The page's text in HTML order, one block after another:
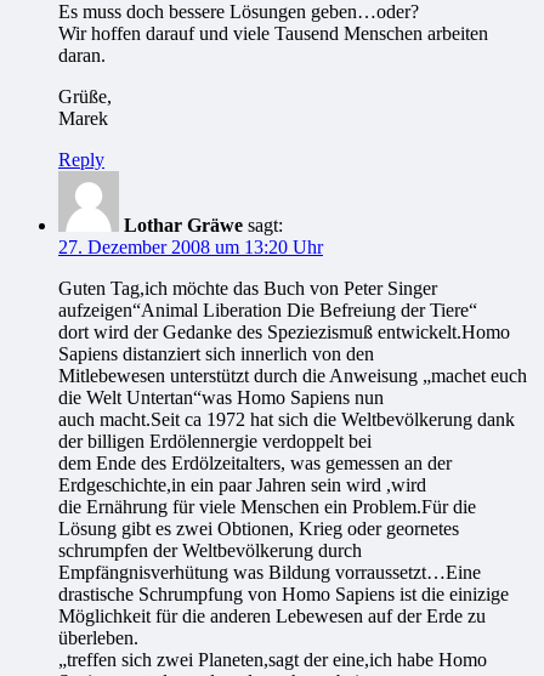
Es muss doch bessere Lösungen geben…oder?
Wir hoffen darauf und viele Tausend Menschen arbeiten
daran.
Grüße,
Marek
Reply
Lothar Gräwe sagt:
27. Dezember 2008 um 13:20 Uhr
Guten Tag,ich möchte das Buch von Peter Singer
aufzeigen“Animal Liberation Die Befreiung der Tiere“
dort wird der Gedanke des Speziezismuß entwickelt.Homo
Sapiens distanziert sich innerlich von den
Mitlebewesen unterstützt durch die Anweisung „machet euch
die Welt Untertan“was Homo Sapiens nun
auch macht.Seit ca 1972 hat sich die Weltbevölkerung dank
der billigen Erdölennergie verdoppelt bei
dem Ende des Erdölzeitalters, was gemessen an der
Erdgeschichte,in ein paar Jahren sein wird ,wird
die Ernährung für viele Menschen ein Problem.Für die
Lösung gibt es zwei Obtionen, Krieg oder geornetes
schrumpfen der Weltbevölkerung durch
Empfängnisverhütung was Bildung vorraussetzt…Eine
drastische Schrumpfung von Homo Sapiens ist die einizige
Möglichkeit für die anderen Lebewesen auf der Erde zu
überleben.
„treffen sich zwei Planeten,sagt der eine,ich habe Homo